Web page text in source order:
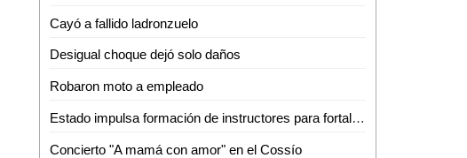
Cayó a fallido ladronzuelo
Desigual choque dejó solo daños
Robaron moto a empleado
Estado impulsa formación de instructores para fortalecer el capital humano
Concierto "A mamá con amor" en el Cossío